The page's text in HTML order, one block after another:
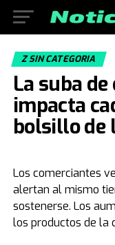
Z SIN CATEGORIA
La suba
impacta
bolsillo de
Los comerciantes
alertan al mismo
sostenerse. Los
los productos de la